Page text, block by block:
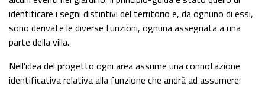
identificare i segni distintivi del territorio e, da ognuno di essi,
sono derivate le diverse funzioni, ognuna assegnata a una
parte della villa.
Nell’idea del progetto ogni area assume una connotazione
identificativa relativa alla funzione che andrà ad assumere: